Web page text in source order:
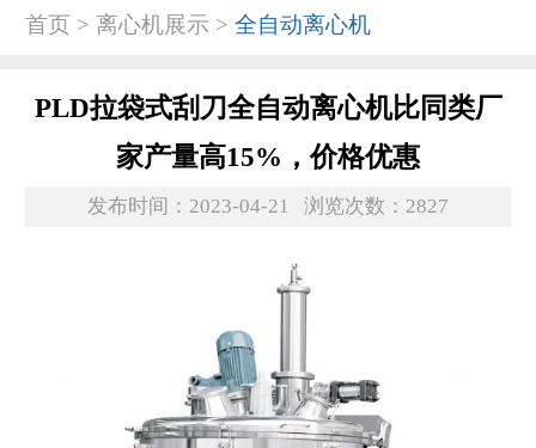
首页 > 离心机展示 > 全自动离心机
PLD拉袋式刮刀全自动离心机比同类厂
家产量高15%，价格优惠
发布时间：2023-04-21 浏览次数：2827